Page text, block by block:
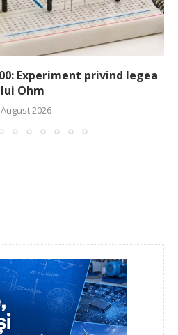
Experiment privind legea
lui Ohm
2026